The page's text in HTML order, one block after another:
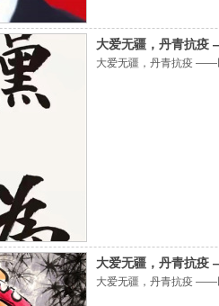
大爱无疆，丹青抗疫
大爱无疆，丹青抗疫 ——
大爱无疆，丹青抗疫
大爱无疆，丹青抗疫 ——